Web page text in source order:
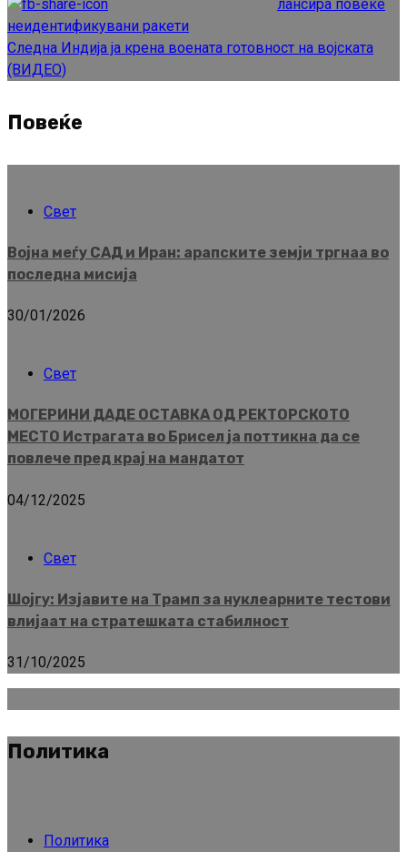
лансира повеќе
неидентификувани ракети
Следна Индија ја крена воената готовност на војската
(ВИДЕО)
Повеќе
Свет
Војна меѓу САД и Иран: арапските земји тргнаа во
последна мисија
30/01/2026
Свет
МОГЕРИНИ ДАДЕ ОСТАВКА ОД РЕКТОРСКОТО
МЕСТО Истрагата во Брисел ја поттикна да се
повлече пред крај на мандатот
04/12/2025
Свет
Шојгу: Изјавите на Трамп за нуклеарните тестови
влијаат на стратешката стабилност
31/10/2025
Политика
Политика